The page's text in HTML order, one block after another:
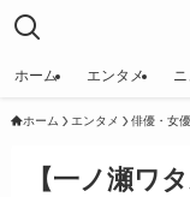
ホーム エンタメ
ホーム エンタメ 俳優・女優
【一ノ瀬ワ